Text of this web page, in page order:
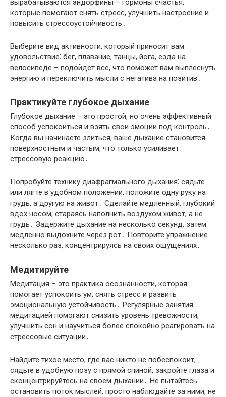
вырабатываются эндорфины – гормоны счастья,
которые помогают снять стресс, улучшить настроение и
повысить стрессоустойчивость․
Выберите вид активности, который приносит вам
удовольствие⁚ бег, плавание, танцы, йога, езда на
велосипеде – подойдет все, что поможет вам выплеснуть
энергию и переключить мысли с негатива на позитив․
Практикуйте глубокое дыхание
Глубокое дыхание – это простой, но очень эффективный
способ успокоиться и взять свои эмоции под контроль․
Когда вы начинаете злиться, ваше дыхание становится
поверхностным и частым, что только усиливает
стрессовую реакцию․
Попробуйте технику диафрагмального дыхания⁚ сядьте
или лягте в удобном положении, положите одну руку на
грудь, а другую на живот․ Сделайте медленный, глубокий
вдох носом, стараясь наполнить воздухом живот, а не
грудь․ Задержите дыхание на несколько секунд, затем
медленно выдохните через рот․ Повторите упражнение
несколько раз, концентрируясь на своих ощущениях․
Медитируйте
Медитация – это практика осознанности, которая
помогает успокоить ум, снять стресс и развить
эмоциональную устойчивость․ Регулярные занятия
медитацией помогают снизить уровень тревожности,
улучшить сон и научиться более спокойно реагировать на
стрессовые ситуации․
Найдите тихое место, где вас никто не побеспокоит,
сядьте в удобную позу с прямой спиной, закройте глаза и
сконцентрируйтесь на своем дыхании․ Не пытайтесь
остановить поток мыслей, просто наблюдайте за ними, не